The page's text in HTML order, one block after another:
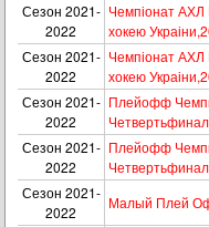
Сезон 2021-
2022
Чемпіонат АХЛ
хокею
Сезон 2021-
2022
Чемпіонат АХЛ
хокею
Сезон 2021-
2022
Плейофф
Четвертьфинал
Сезон 2021-
2022
Плейофф
Четвертьфинал
Сезон 2021-
2022
Малый Плей